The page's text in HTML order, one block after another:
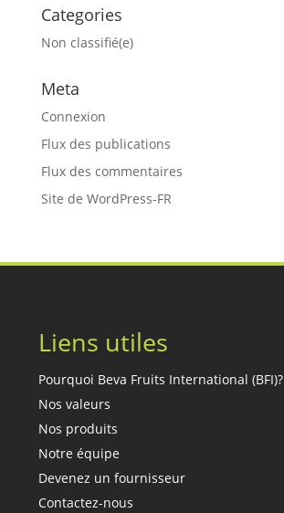
Categories
Non classifié(e)
Meta
Connexion
Flux des publications
Flux des commentaires
Site de WordPress-FR
Liens utiles
Pourquoi Beva Fruits International (BFI)?
Nos valeurs
Nos produits
Notre équipe
Devenez un fournisseur
Contactez-nous